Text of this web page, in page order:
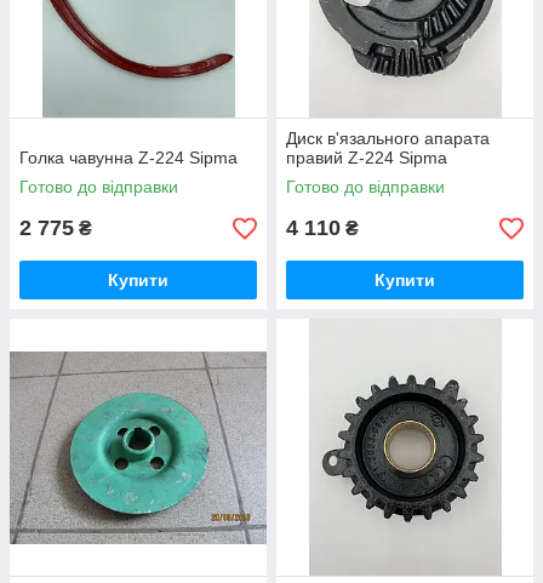
Голка чавунна Z-224 Sipma
Готово до відправки
2 775 ₴
Купити
Диск в'язального апарата
правий Z-224 Sipma
Готово до відправки
4 110 ₴
Купити